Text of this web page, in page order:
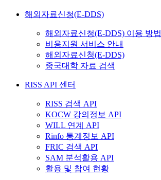
해외자료신청(E-DDS)
해외자료신청(E-DDS) 이용 방법
비용지원 서비스 안내
해외자료신청(E-DDS)
중국대학 자료 검색
RISS API 센터
RISS 검색 API
KOCW 강의정보 API
WILL 연계 API
Rinfo 통계정보 API
FRIC 검색 API
SAM 분석활용 API
활용 및 참여 현황